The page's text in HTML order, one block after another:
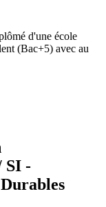
d'une école
(Bac+5) avec au
SI -